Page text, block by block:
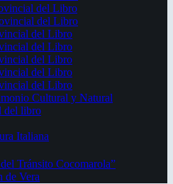
del Libro
del Libro
del Libro
del Libro
del Libro
del Libro
del Libro
Cultural y Natural
del libro
Italiana
Tránsito Cocomarola”
de Vera